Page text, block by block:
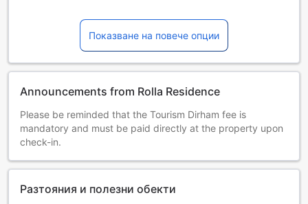
Показване на повече опции
Announcements from Rolla Residence
Please be reminded that the Tourism Dirham fee is
mandatory and must be paid directly at the property upon
check-in.
Разтояния и полезни обекти